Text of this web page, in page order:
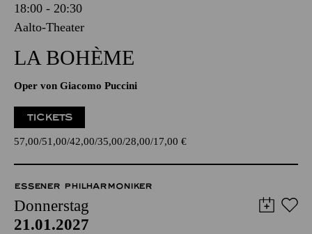
Sonntag
17.01.2027
18:00 - 20:30
Oper von Giacomo Puccini
57,00 51,00 42,00 35,00 28,00
ESSENER PHILHARMONIKER